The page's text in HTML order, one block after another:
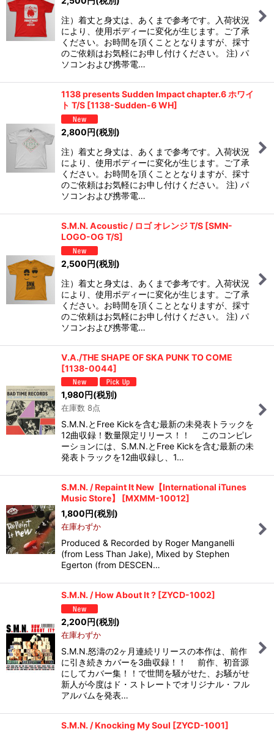
注）着丈と身丈は、あくまで参考です。入荷状況
により、使用ボディーに変化が生じます。ご了承
ください。お時間を頂くこととなりますが、採寸
のご依頼はお気軽にお申し付けください。 注) パ
ソコンおよび携帯電…
1138 presents Sudden Impact chapter.6 ホワイ
ト T/S [1138-Sudden-6 WH]
2,800円(税別)
注）着丈と身丈は、あくまで参考です。入荷状況
により、使用ボディーに変化が生じます。ご了承
ください。お時間を頂くこととなりますが、採寸
のご依頼はお気軽にお申し付けください。 注) パ
ソコンおよび携帯電…
S.M.N. Acoustic / ロゴ オレンジ T/S [SMN-
LOGO-OG T/S]
2,500円(税別)
注）着丈と身丈は、あくまで参考です。入荷状況
により、使用ボディーに変化が生じます。ご了承
ください。お時間を頂くこととなりますが、採寸
のご依頼はお気軽にお申し付けください。 注) パ
ソコンおよび携帯電…
V.A./THE SHAPE OF SKA PUNK TO COME
[1138-0044]
1,980円(税別)
在庫数 8点
S.M.N.とFree Kickを含む最新の未発表トラックを
12曲収録！数量限定リリース！！ このコンピレ
ーションには、S.M.N.とFree Kickを含む最新の未
発表トラックを12曲収録し、1…
S.M.N. / Repaint It New【International iTunes
Music Store】
[MXMM-10012]
1,800円(税別)
在庫わずか
Produced & Recorded by Roger Manganelli
(from Less Than Jake), Mixed by Stephen
Egerton (from DESCEN…
S.M.N. / How About It ? [ZYCD-1002]
2,200円(税別)
在庫わずか
S.M.N.怒濤の2ヶ月連続リリースの本作は、前作
に引き続きカバーを3曲収録！！ 前作、初音源
にしてカバー集！！で世間を騒がせた、お騒がせ
新人が今度はド・ストレートでオリジナル・フル
アルバムを発表…
S.M.N. / Knocking My Soul [ZYCD-1001]